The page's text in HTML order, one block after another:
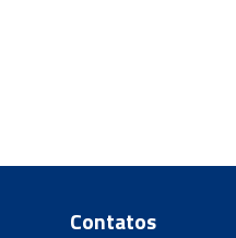
Contatos